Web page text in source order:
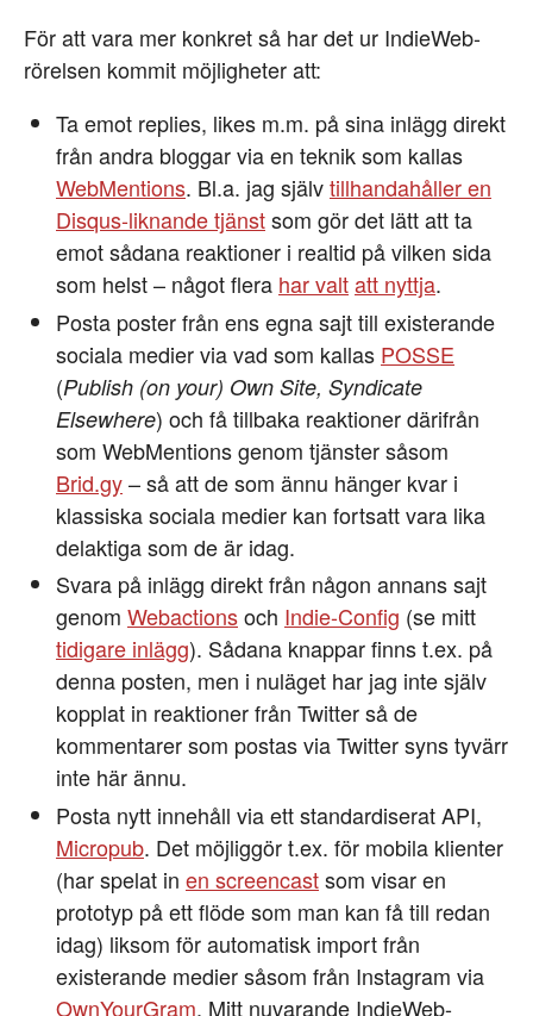
För att vara mer konkret så har det ur IndieWeb-
rörelsen kommit möjligheter att:
Ta emot replies, likes m.m. på sina inlägg direkt
från andra bloggar via en teknik som kallas
WebMentions. Bl.a. jag självtillhandahåller en
Disqus-liknande tjänstsom gör det lätt att ta
emot sådana reaktioner i realtid på vilken sida
som helst – något flera har valtatt nyttja.
Posta poster från ens egna sajt till existerande
sociala medier via vad som kallas POSSE
(Publish (on your) Own Site, Syndicate
Elsewhere) och få tillbaka reaktioner därifrån
som WebMentions genom tjänster såsom
Brid.gy– så att de som ännu hänger kvar i
klassiska sociala medier kan fortsatt vara lika
delaktiga som de är idag.
Svara på inlägg direkt från någon annans sajt
genom Webactionsoch Indie-Config (se mitt
tidigare inlägg). Sådana knappar finns t.ex. på
denna posten, men i nuläget har jag inte själv
kopplat in reaktioner från Twitter så de
kommentarer som postas via Twitter syns tyvärr
inte här ännu.
Posta nytt innehåll via ett standardiserat API,
Micropub. Det möjliggör t.ex. för mobila klienter
(har spelat in en screencastsom visar en
prototyp på ett flöde som man kan få till redan
idag) liksom för automatisk import från
existerande medier såsom från Instagram via
OwnYourGram. Mitt nuvarande IndieWeb-